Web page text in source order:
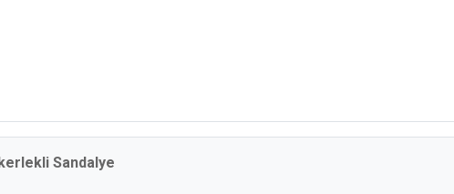
Sandalye